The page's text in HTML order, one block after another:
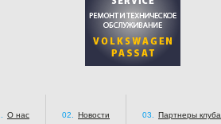
О нас 02. Новости 03. Партнеры клуба